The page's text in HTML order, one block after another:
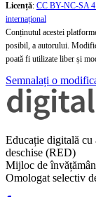
Licență: CC BY-NC-SA
internațional
Conținutul acestei
posibil, a autorului.
poată fi utilizate liber și
Semnalați o
Educație digitală cu
deschise (RED)
Mijloc de
Omologat selectiv